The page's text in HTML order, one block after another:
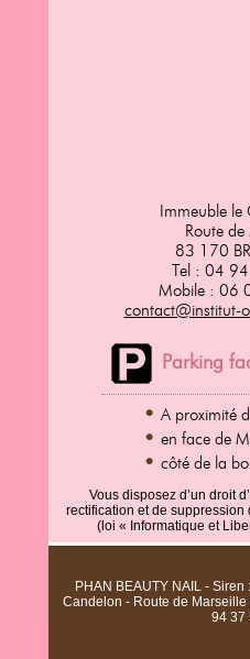
Immeuble
Route
83 170
Tel : 04
Mobile : 06
contact@institut-
Parking
A proximité
en face de
côté de la
Vous disposez d’un droit
rectification et de
(loi « Informatique et
PHAN BEAUTY NAIL -
Candelon - Route de
94 37